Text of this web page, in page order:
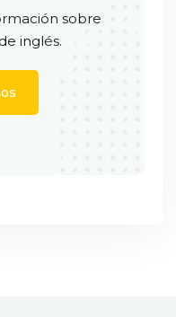
sobre
inglés.